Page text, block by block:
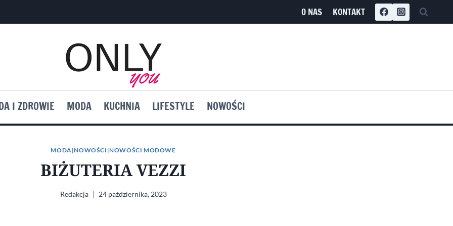
O NAS KONTAKT
I ZDROWIE MODA KUCHNIA LIFESTYLE NOWOŚCI
MODA|NOWOŚCI |NOWOŚCI MODOWE
BIŻUTERIA VEZZI
Redakcja 24 października, 2023